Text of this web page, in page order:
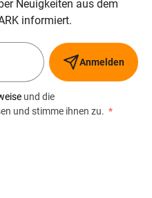
Neuigkeiten aus dem
informiert.
Anmelden
und die
und stimme ihnen zu. *